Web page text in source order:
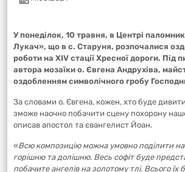
У понеділок, 10 травня, в Центрі
Лукач», що в с. Старуня, розпочалися
роботи на XIV стації Хресної дороги. Під
автора мозаїки о. Євгена Андрухіва,
оздобленням символічного гробу
За словами о. Євгена, кожен, хто буде
зможе наочно побачити сцену похорону
описав апостол та євангелист Йоан.
«Всю композицію можна умовно поділити на
горішню та долішню. Весь софіт буде
побачите ангелів на золотому тлі. Всього їх